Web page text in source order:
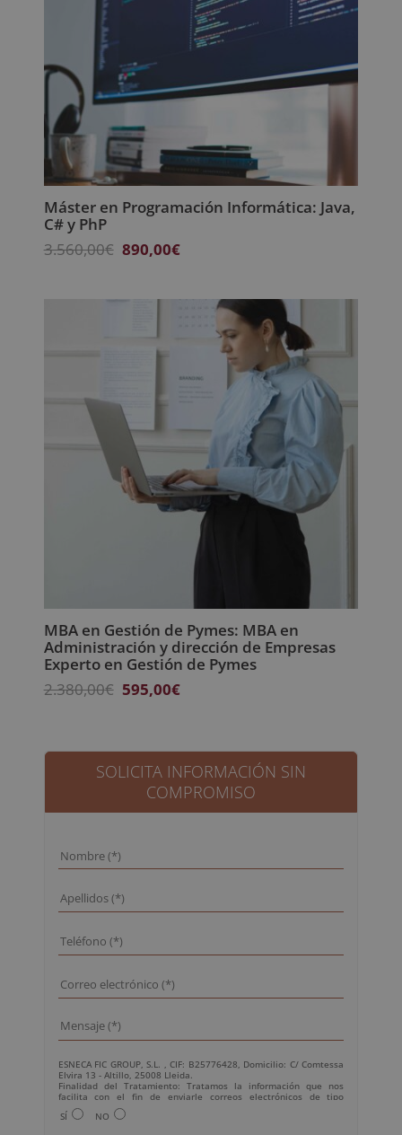
Máster en Programación Informática: Java,
C# y PhP
3.560,00€ El
890,00€El
890,00€.
MBA en Gestión de Pymes: MBA en
Administración y dirección de Empresas
Experto en Gestión de Pymes
2.380,00€ El
era:
2.380,00€.
595,00€El
es:
595,00€.
SOLICITA INFORMACIÓN SIN
COMPROMISO
ESNECA FIC GROUP, S.L. , CIF: B25776428, Domicilio: C/ Comtessa
Elvira 13 - Altillo, 25008 Lleida.
Finalidad del Tratamiento: Tratamos la información que nos
facilita con el fin de enviarle correos electrónicos de tipo
comercial relacionado con los productos ofrecidos y otros tipo de
productos que fueran de su interés.
SÍ NO